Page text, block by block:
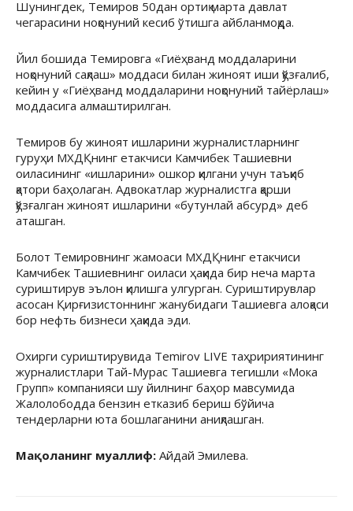
Шунингдек, Темиров 50дан ортиқ марта давлат
чегарасини ноқонуний кесиб ўтишга айбланмоқда.
Йил бошида Темировга «Гиёҳванд моддаларини
ноқонуний сақлаш» моддаси билан жиноят иши қўзғалиб,
кейин у «Гиёҳванд моддаларини ноқонуний тайёрлаш»
моддасига алмаштирилган.
Темиров бу жиноят ишларини журналистларнинг
гуруҳи МХДҚнинг етакчиси Камчибек Ташиевни
оиласининг «ишларини» ошкор қилгани учун таъқиб
қатори баҳолаган. Адвокатлар журналистга қарши
қўзғалган жиноят ишларини «бутунлай абсурд» деб
аташган.
Болот Темировнинг жамоаси МХДҚнинг етакчиси
Камчибек Ташиевнинг оиласи ҳақида бир неча марта
суриштирув эълон қилишга улгурган. Суриштирувлар
асосан Қирғизистоннинг жанубидаги Ташиевга алоқаси
бор нефть бизнеси ҳақида эди.
Охирги суриштирувида Temirov LIVE таҳририятининг
журналистлари Тай-Мурас Ташиевга тегишли «Мока
Групп» компанияси шу йилнинг баҳор мавсумида
Жалолободда бензин етказиб бериш бўйича
тендерларни юта бошлаганини аниқлашган.
Мақоланинг муаллиф: Айдай Эмилева.